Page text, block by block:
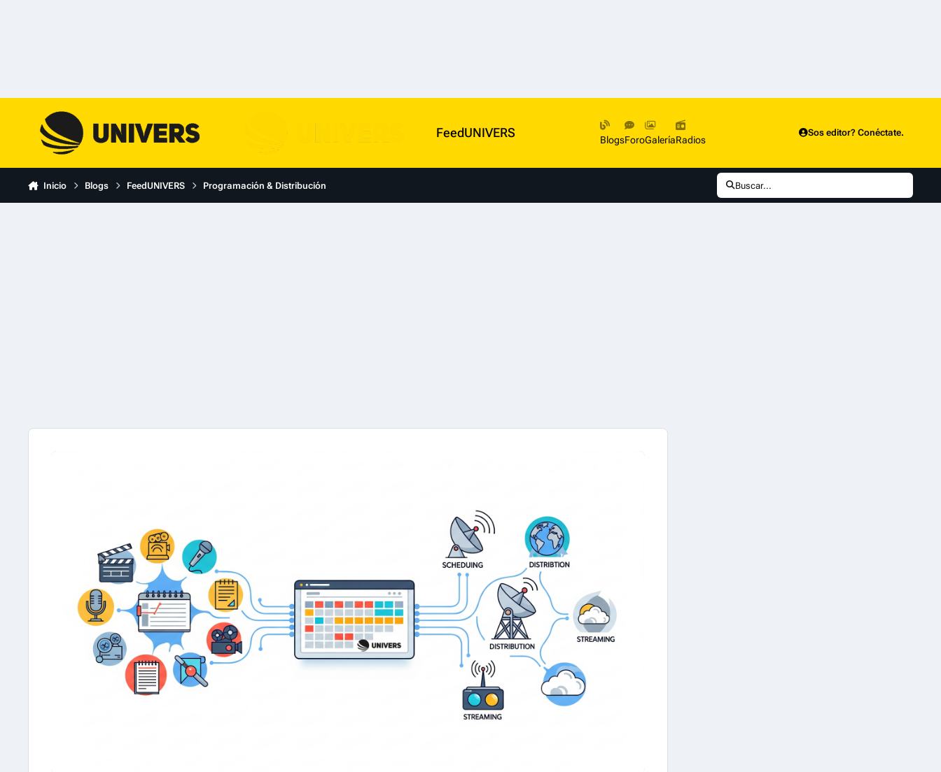
FeedUNIVERS BlogsForoGaleríaRadios
Sos editor? Conéctate.
Inicio Blogs FeedUNIVERS Programación & Distribución Buscar...